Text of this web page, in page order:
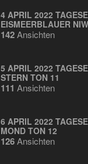
4 APRIL 2022
EISMEERBLAUER
142Ansichten
5 APRIL 2022
STERN TON 11
111 Ansichten
6 APRIL 2022
MOND TON 12
126Ansichten